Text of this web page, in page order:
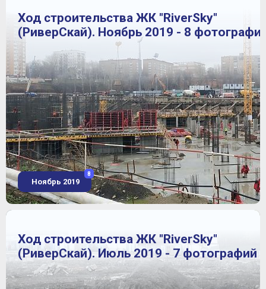
Ход строительства ЖК "RiverSky"
(РиверСкай). Ноябрь 2019 - 8
Ноябрь 2019
8
Ход строительства ЖК "RiverSky"
(РиверСкай). Июль 2019 - 7 фотографий